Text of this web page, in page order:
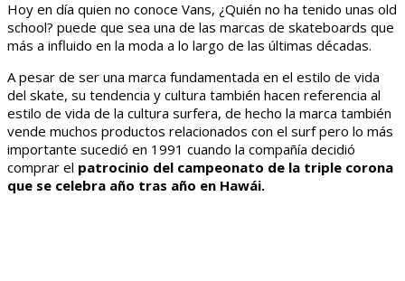
Hoy en día quien no conoce Vans, ¿Quién no ha tenido unas old
school? puede que sea una de las marcas de skateboards que
más a influido en la moda a lo largo de las últimas décadas.
A pesar de ser una marca fundamentada en el estilo de vida
del skate, su tendencia y cultura también hacen referencia al
estilo de vida de la cultura surfera, de hecho la marca también
vende muchos productos relacionados con el surf pero lo más
importante sucedió en 1991 cuando la compañía decidió
comprar el patrocinio del campeonato de la triple corona
que se celebra año tras año en Hawái.